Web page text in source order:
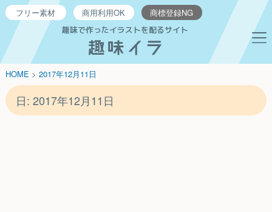
フリー素材 商用利用OK 商標登録NG
趣味で作ったイラストを配るサイト
HOME > 2017年12月11日
日: 2017年12月11日